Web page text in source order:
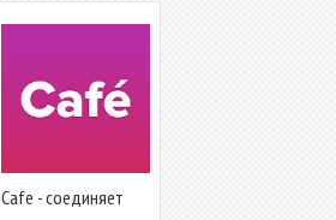
Cafe - соединяет